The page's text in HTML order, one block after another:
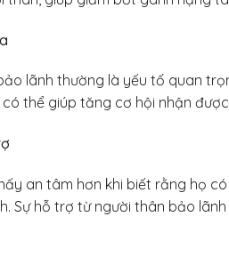
lãnh thường là yếu tố quan
thể giúp tăng cơ hội nhận
an tâm hơn khi biết rằng họ
Sự hỗ trợ từ người thân bảo